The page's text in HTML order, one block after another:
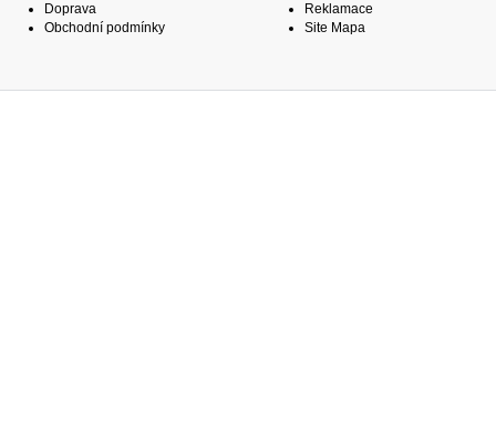
Doprava
Obchodní podmínky
Reklamace
Site Mapa